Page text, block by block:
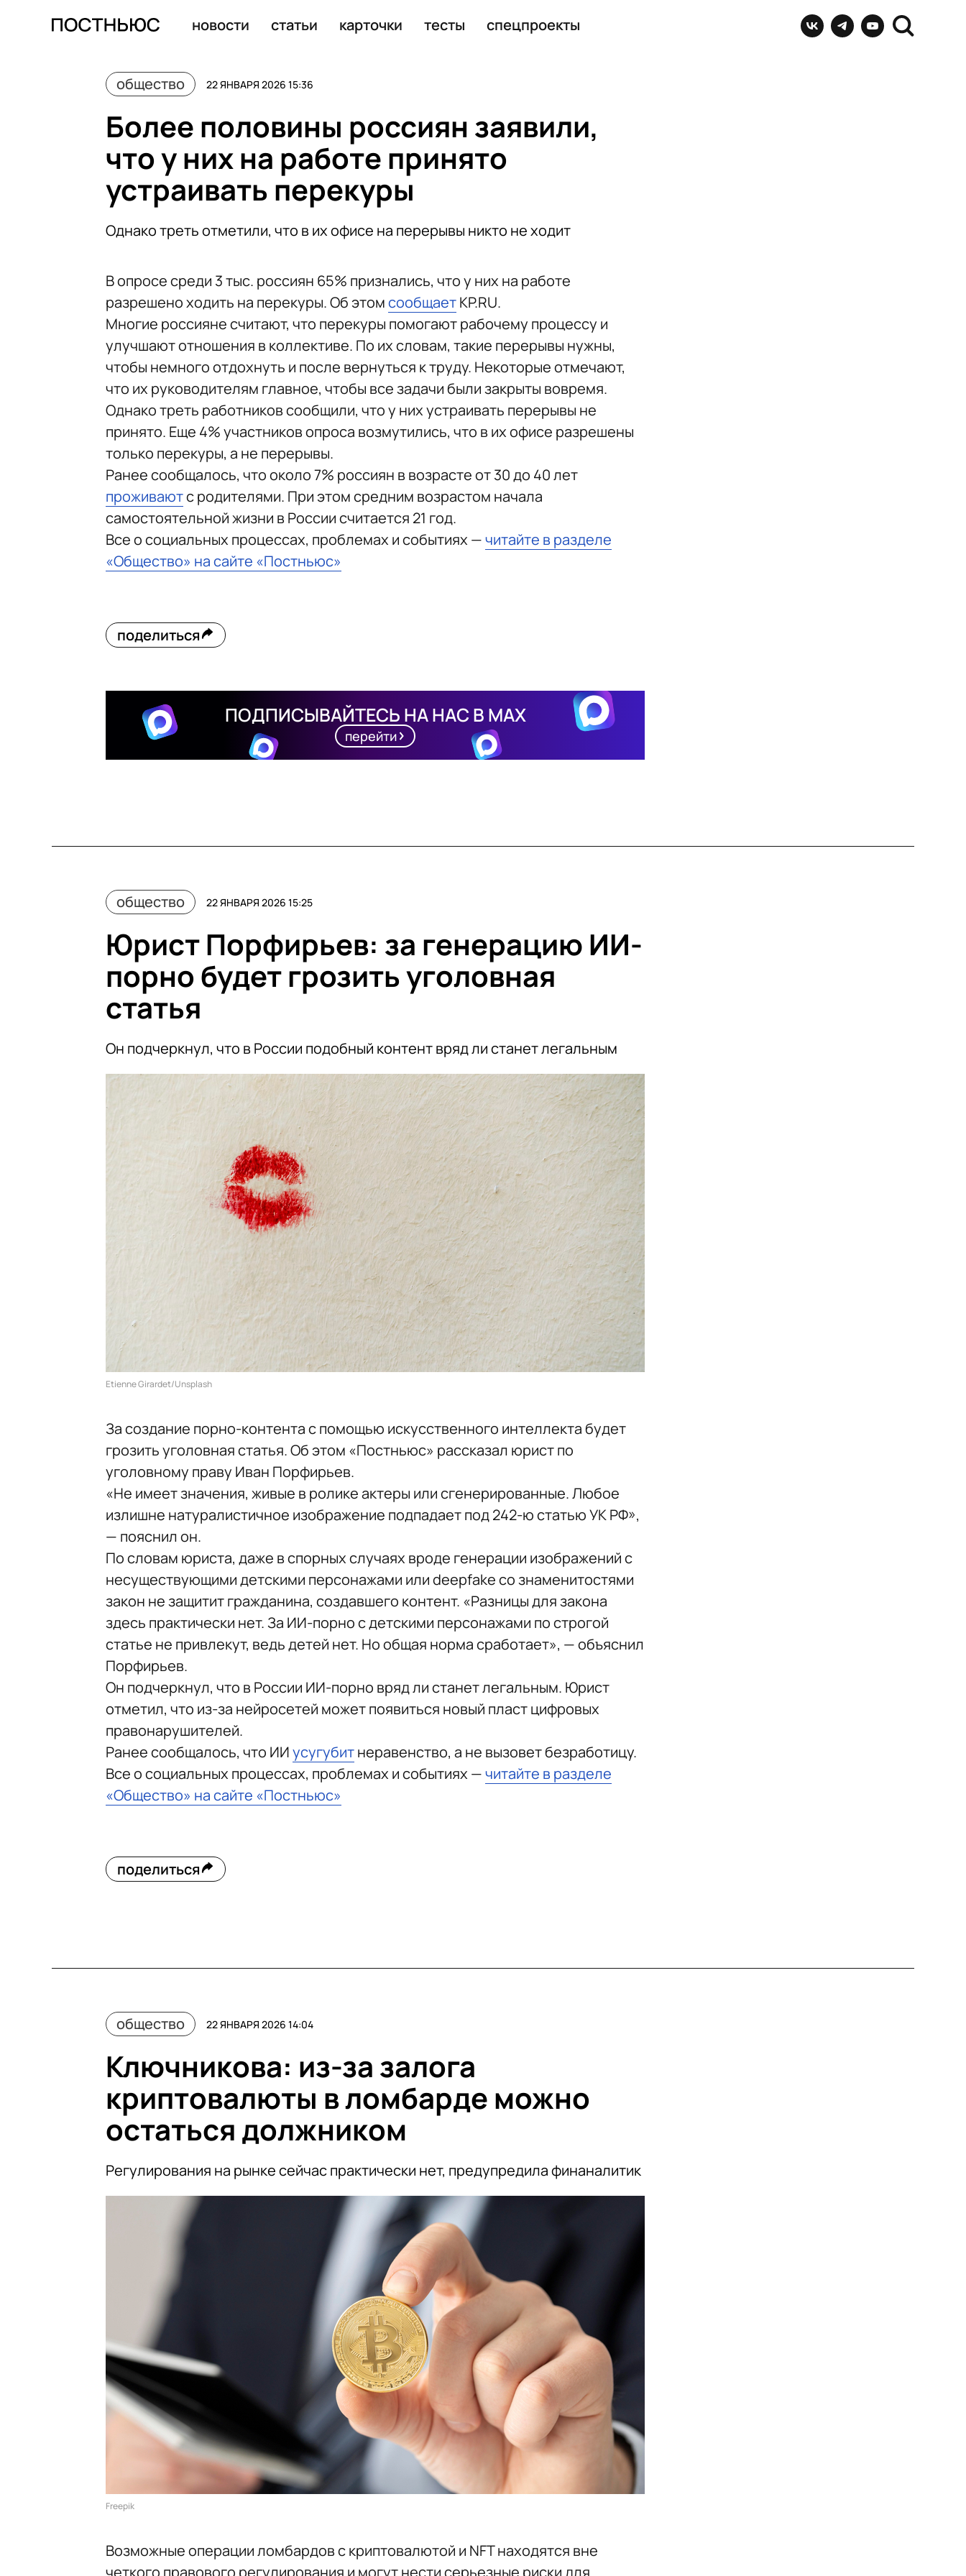
новости статьи карточки тесты спецпроекты
общество 22 ЯНВАРЯ 2026 15:36
Более половины россиян заявили,
что у них на работе принято
устраивать перекуры
Однако треть отметили, что в их офисе на перерывы никто не ходит
В опросе среди 3 тыс. россиян 65% признались, что у них на работе
разрешено ходить на перекуры. Об этомсообщаетKP.RU.
Многие россияне считают, что перекуры помогают рабочему процессу и
улучшают отношения в коллективе. По их словам, такие перерывы нужны,
чтобы немного отдохнуть и после вернуться к труду. Некоторые отмечают,
что их руководителям главное, чтобы все задачи были закрыты вовремя.
Однако треть работников сообщили, что у них устраивать перерывы не
принято. Еще 4% участников опроса возмутились, что в их офисе разрешены
только перекуры, а не перерывы.
Ранее сообщалось, что около 7% россиян в возрасте от 30 до 40 лет
проживаютс родителями. При этом средним возрастом начала
самостоятельной жизни в России считается 21 год.
Все о социальных процессах, проблемах и событиях —читайте в разделе
«Общество» на сайте «Постньюс»
поделиться
ПОДПИСЫВАЙТЕСЬ НА НАС В MAX
перейти
общество 22 ЯНВАРЯ 2026 15:25
Юрист Порфирьев: за генерацию ИИ-
порно будет грозить уголовная
статья
Он подчеркнул, что в России подобный контент вряд ли станет легальным
Etienne Girardet/Unsplash
За создание порно-контента с помощью искусственного интеллекта будет
грозить уголовная статья. Об этом «Постньюс» рассказал юрист по
уголовному праву Иван Порфирьев.
«Не имеет значения, живые в ролике актеры или сгенерированные. Любое
излишне натуралистичное изображение подпадает под 242-ю статью УК РФ»,
— пояснил он.
По словам юриста, даже в спорных случаях вроде генерации изображений с
несуществующими детскими персонажами или deepfake со знаменитостями
закон не защитит гражданина, создавшего контент. «Разницы для закона
здесь практически нет. За ИИ-порно с детскими персонажами по строгой
статье не привлекут, ведь детей нет. Но общая норма сработает», — объяснил
Порфирьев.
Он подчеркнул, что в России ИИ-порно вряд ли станет легальным. Юрист
отметил, что из-за нейросетей может появиться новый пласт цифровых
правонарушителей.
Ранее сообщалось, что ИИусугубитнеравенство, а не вызовет безработицу.
Все о социальных процессах, проблемах и событиях —читайте в разделе
«Общество» на сайте «Постньюс»
поделиться
общество 22 ЯНВАРЯ 2026 14:04
Ключникова: из-за залога
криптовалюты в ломбарде можно
остаться должником
Регулирования на рынке сейчас практически нет, предупредила финаналитик
Freepik
Возможные операции ломбардов с криптовалютой и NFT находятся вне
четкого правового регулирования и могут нести серьезные риски для